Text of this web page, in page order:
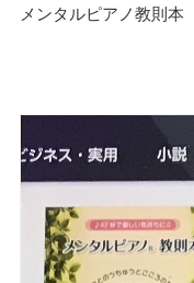
メンタルピアノ教則本